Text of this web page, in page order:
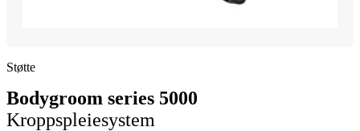
Støtte
Bodygroom series 5000
Kroppspleiesystem